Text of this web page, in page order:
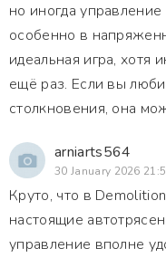
но иногда
особенно в
идеальная игра, хотя
ещё раз. Если вы
столкновения, она
arniarts564
30 January 2026
Круто, что в
настоящие
управление вполне